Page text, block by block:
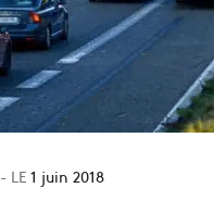
Envoyer1 juin 2018